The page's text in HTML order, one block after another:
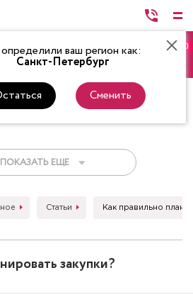
ваш регион как:
Санкт-Петербург
Сменить
0
ТКАНИ НИТКИ
ПОКАЗАТЬ ЕЩЕ
Статьи Как правильно
закупки?